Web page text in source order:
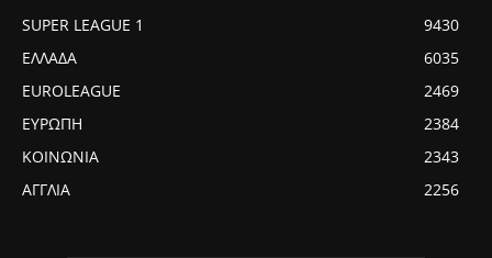
SUPER LEAGUE 1
9430
ΕΛΛΑΔΑ
6035
EUROLEAGUE
2469
ΕΥΡΩΠΗ
2384
ΚΟΙΝΩΝΙΑ
2343
ΑΓΓΛΙΑ
2256